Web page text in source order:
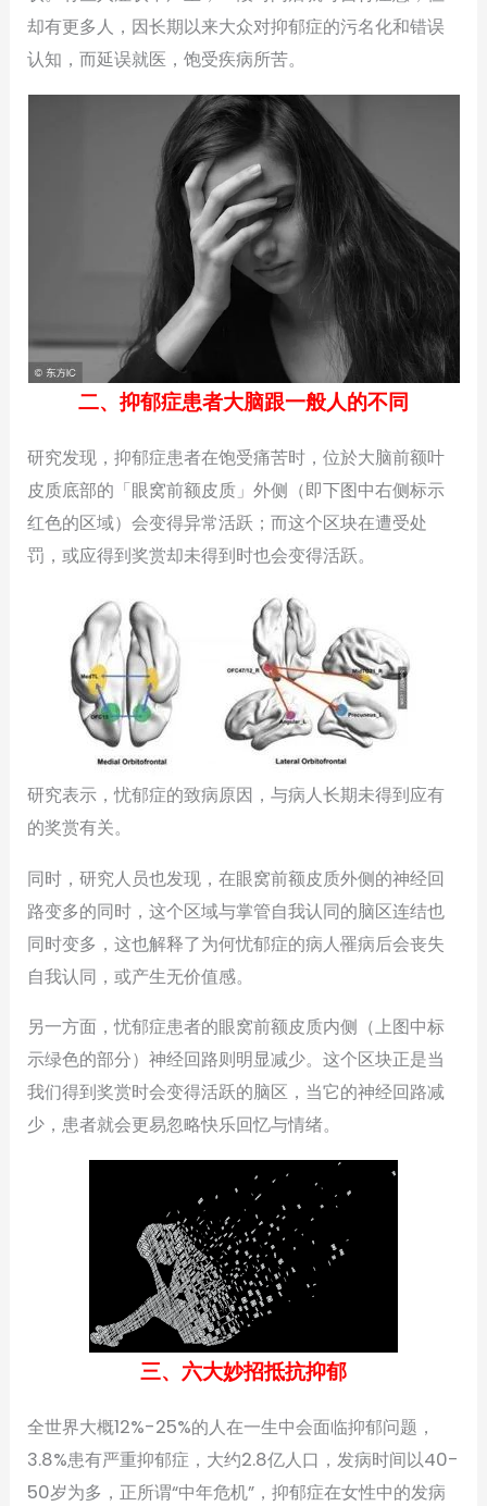
却有更多人，因长期以来大众对抑郁症的污名化和错误
认知，而延误就医，饱受疾病所苦。
二、抑郁症患者大脑跟一般人的不同
研究发现，抑郁症患者在饱受痛苦时，位於大脑前额叶
皮质底部的「眼窝前额皮质」外侧（即下图中右侧标示
红色的区域）会变得异常活跃；而这个区块在遭受处
罚，或应得到奖赏却未得到时也会变得活跃。
研究表示，忧郁症的致病原因，与病人长期未得到应有
的奖赏有关。
同时，研究人员也发现，在眼窝前额皮质外侧的神经回
路变多的同时，这个区域与掌管自我认同的脑区连结也
同时变多，这也解释了为何忧郁症的病人罹病后会丧失
自我认同，或产生无价值感。
另一方面，忧郁症患者的眼窝前额皮质内侧（上图中标
示绿色的部分）神经回路则明显减少。这个区块正是当
我们得到奖赏时会变得活跃的脑区，当它的神经回路减
少，患者就会更易忽略快乐回忆与情绪。
三、六大妙招抵抗抑郁
全世界大概12%-25%的人在一生中会面临抑郁问题，
3.8%患有严重抑郁症，大约2.8亿人口，发病时间以40-
50岁为多，正所谓“中年危机”，抑郁症在女性中的发病